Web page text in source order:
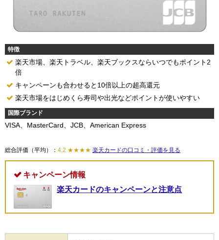
特徴
楽天市場、楽天トラベル、楽天ブックスならいつでもポイント2
倍
キャンペーンも合わせると10倍以上の超高還元
楽天市場をはじめくら寿司や出光などポイントが使いやすい
国際ブランド
VISA、MasterCard、JCB、American Express
総合評価（平均）： 4.2 ★★★★ 楽天カードの口コミ・評価を見る
キャンペーン情報
楽天カードのキャンペーンと注意点